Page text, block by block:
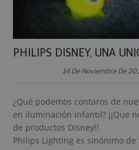
PHILIPS DISNEY, UNA
14 De Noviembre De
¿Qué podemos contaros de
en iluminación infantil? ¡¡Que
de productos Disney!!
Philips Lighting es sinónimo de